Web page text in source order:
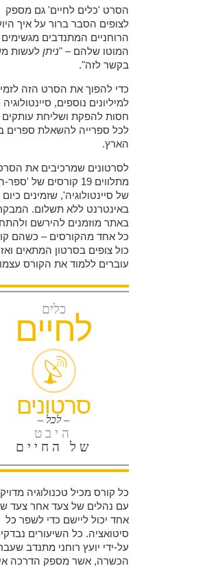
הסרט 'כלים לחיים' גם מספק
לצופים הסבר ברור על איך
הרוחניים המתנדבים
המוטו שלהם – "ניתן לעשות
בקשר לזה".
כדי להפוך את הסרט הזה
למיליונים נוספים,
חסות להפקת ושליחת עותקים
לכל ספרייה להשאלת ספרים
הארץ.
לסרטונים שמרכיבים את
מתלווים 19 קורסים של
של סיינטולוגיה', שזמינים כיום
באינטרנט ללא תשלום.
באתר מוזמנים להירשם
כל אחד מהקורסים – כשהם
כול צופים בסרטון המתאים ואז
עוברים ללמוד את הקורס
כלים
לחיים
סרטונים
– לכל –
היבט
של החיים
כל קורס מכיל טכנולוגיה
עם נהלים של צעד אחר צעד
אחד יכול ליישם כדי לשפר כל
סיטואציה. כל השיעורים
על-ידי יועץ רוחני מתנדב
הכשרה, אשר מספק הדרכה